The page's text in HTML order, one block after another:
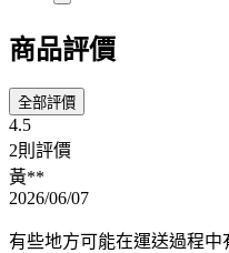
商品評價
全部評價
4.5
2則評價
黃**
2026/06/07
有些地方可能在運送過程